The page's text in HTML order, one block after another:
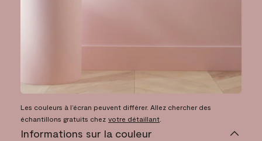
Les couleurs à l’écran peuvent différer. Allez chercher des
échantillons gratuits chez votre détaillant
Informations sur la couleur